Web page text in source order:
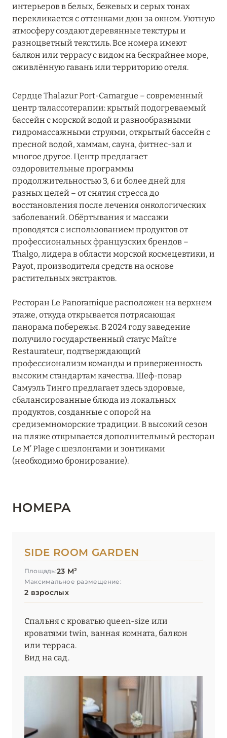
интерьеров в белых, бежевых и серых тонах
перекликается с оттенками дюн за окном. Уютную
атмосферу создают деревянные текстуры и
разноцветный текстиль. Все номера имеют
балкон или террасу с видом на бескрайнее море,
оживлённую гавань или территорию отеля.
Сердце Thalazur Port-Camargue – современный
центр талассотерапии: крытый подогреваемый
бассейн с морской водой и разнообразными
гидромассажными струями, открытый бассейн с
пресной водой, хаммам, сауна, фитнес-зал и
многое другое. Центр предлагает
оздоровительные программы
продолжительностью 3, 6 и более дней для
разных целей – от снятия стресса до
восстановления после лечения онкологических
заболеваний. Обёртывания и массажи
проводятся с использованием продуктов от
профессиональных французских брендов –
Thalgo, лидера в области морской космецевтики, и
Payot, производителя средств на основе
растительных экстрактов.
Ресторан Le Panoramique расположен на верхнем
этаже, откуда открывается потрясающая
панорама побережья. В 2024 году заведение
получило государственный статус Maître
Restaurateur, подтверждающий
профессионализм команды и приверженность
высоким стандартам качества. Шеф-повар
Самуэль Тинго предлагает здесь здоровые,
сбалансированные блюда из локальных
продуктов, созданные с опорой на
средиземноморские традиции. В высокий сезон
на пляже открывается дополнительный ресторан
Le M’ Plage с шезлонгами и зонтиками
(необходимо бронирование).
НОМЕРА
SIDE ROOM GARDEN
Площадь:23 М²
Максимальное размещение:
2 взрослых
Спальня с кроватью queen-size или
кроватями twin, ванная комната, балкон
или терраса.
Вид на сад.